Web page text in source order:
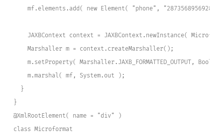
mf.elements.add( new Element( "phone", "2873568956928"
JAXBContext context = JAXBContext.newInstance(
    Marshaller m = context.createMarshaller();
m.setProperty( Marshaller.JAXB_FORMATTED_OUTPUT,
    m.marshal( mf, System.out );
  }
}
@XmlRootElement( name = "div" )
class Microformat